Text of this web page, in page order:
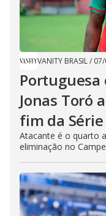
VANITY BRASIL/
Jonas Toró
fim da Série
Atacante é o quarto
eliminação no